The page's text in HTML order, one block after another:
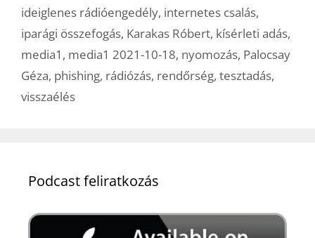
ideiglenes rádióengedély, internetes csalás,
iparági összefogás, Karakas Róbert, kísérleti adás,
media1 , media1 2021-10-18, nyomozás, Palocsay
Géza, phishing, rádiózás, rendőrség, tesztadás,
visszaélés
Podcast feliratkozás